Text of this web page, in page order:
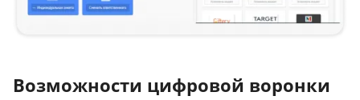
Возможности цифровой воронки